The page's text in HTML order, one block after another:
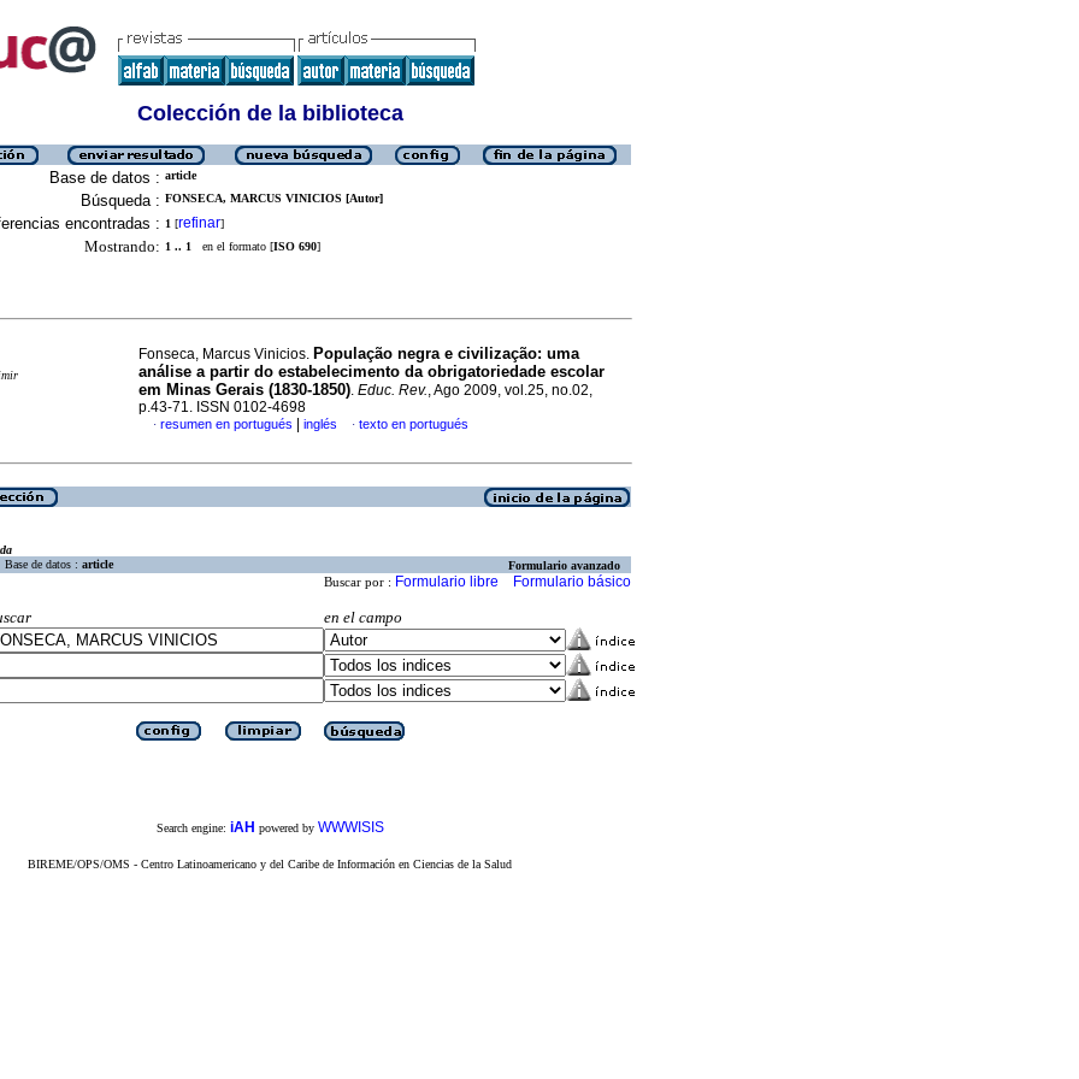
Colección de la biblioteca
Base de datos : article
Búsqueda : FONSECA, MARCUS VINICIOS [Autor]
encontradas : 1 [refinar]
Mostrando: 1 .. 1 en el formato [ISO 690]
Fonseca, Marcus Vinicios. População negra e civilização: uma
análise a partir do estabelecimento da obrigatoriedade escolar
em Minas Gerais (1830-1850). Educ. Rev., Ago 2009, vol.25, no.02,
p.43-71. ISSN 0102-4698
· resumen en portugués inglés · texto en portugués
Base de datos : article Formulario avanzado
Buscar por : Formulario libre Formulario básico
en el campo
Search engine: iAH powered by WWWISIS
BIREME/OPS/OMS - Centro Latinoamericano y del Caribe de Información en Ciencias de la Salud